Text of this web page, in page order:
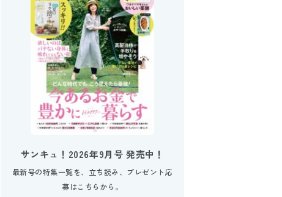
サンキュ！2026年9月号 発売中！
最新号の特集一覧を、立ち読み、プレゼント応
募はこちらから。